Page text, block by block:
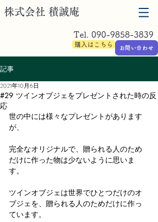
​株式会社 積誠庵
Tel. 090-9858-3839
購入はこちら お問い合わせ
記事
#29 ツインオブジェをプレゼントされた時の反
応
2021年10月6日
世の中には様々なプレゼントがあります
が、
完全なオリジナルで、贈られる人のため
だけに作った物は少ないように思いま
す。
ツインオブジェは世界でひとつだけのオ
ブジェを、贈られる人のためだけに作っ
ています。